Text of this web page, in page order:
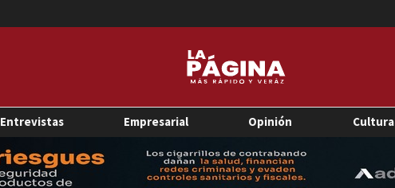
Entrevistas Empresarial Opinión Cultura